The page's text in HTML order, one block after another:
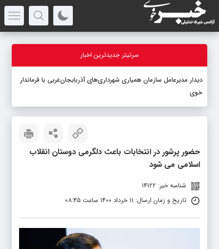
سرتیتر جدیدترین اخبار
دیدار مدیرعامل سازمان همیاری شهرداری‌های آذربایجان‌غربی با فرماندار
خوی
حضور پرشور در انتخابات باعث دلگرمی دوستان انقلاب
اسلامی می شود
شناسه خبر: 14122
تاریخ و زمان ارسال: 11 خرداد 1400 ساعت 08:45